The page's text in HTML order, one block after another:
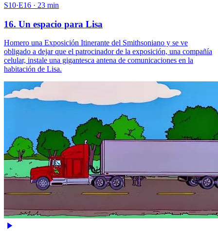
S10·E16 · 23 min
16. Un espacio para Lisa
Homero una Exposición Itinerante del Smithsoniano y se ve
obligado a dejar que el patrocinador de la exposición, una compañía
celular, instale una gigantesca antena de comunicaciones en la
habitación de Lisa.